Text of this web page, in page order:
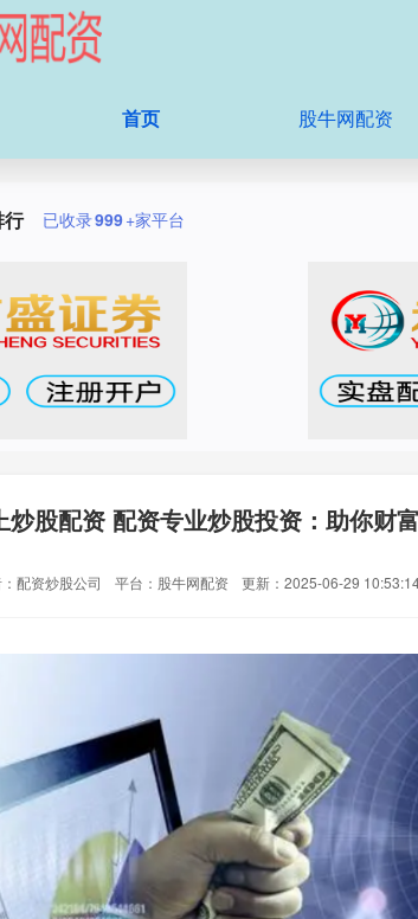
首页 股牛网配资
行 已收录999+家平台
炒股配资 配资专业炒股投资：助你财
配资炒股公司 平台：股牛网配资 更新：2025-06-29